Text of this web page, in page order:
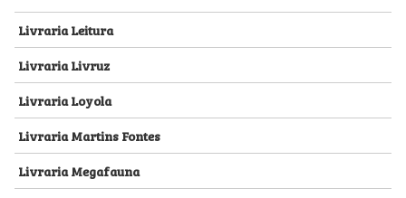
Livraria Leitura
Livraria Livruz
Livraria Loyola
Livraria Martins Fontes
Livraria Megafauna